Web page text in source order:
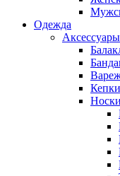
Одежда
Аксессуары
Носки